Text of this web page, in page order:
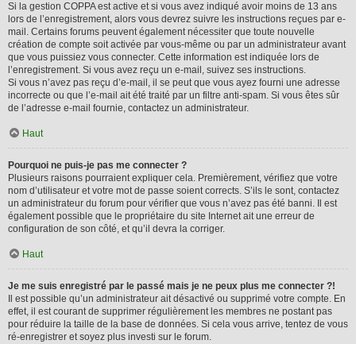
Si la gestion COPPA est active et si vous avez indiqué avoir moins de 13 ans
lors de l’enregistrement, alors vous devrez suivre les instructions reçues par e-
mail. Certains forums peuvent également nécessiter que toute nouvelle
création de compte soit activée par vous-même ou par un administrateur avant
que vous puissiez vous connecter. Cette information est indiquée lors de
l’enregistrement. Si vous avez reçu un e-mail, suivez ses instructions.
Si vous n’avez pas reçu d’e-mail, il se peut que vous ayez fourni une adresse
incorrecte ou que l’e-mail ait été traité par un filtre anti-spam. Si vous êtes sûr
de l’adresse e-mail fournie, contactez un administrateur.
Haut
Pourquoi ne puis-je pas me connecter ?
Plusieurs raisons pourraient expliquer cela. Premièrement, vérifiez que votre
nom d’utilisateur et votre mot de passe soient corrects. S’ils le sont, contactez
un administrateur du forum pour vérifier que vous n’avez pas été banni. Il est
également possible que le propriétaire du site Internet ait une erreur de
configuration de son côté, et qu’il devra la corriger.
Haut
Je me suis enregistré par le passé mais je ne peux plus me connecter ?!
Il est possible qu’un administrateur ait désactivé ou supprimé votre compte. En
effet, il est courant de supprimer régulièrement les membres ne postant pas
pour réduire la taille de la base de données. Si cela vous arrive, tentez de vous
ré-enregistrer et soyez plus investi sur le forum.